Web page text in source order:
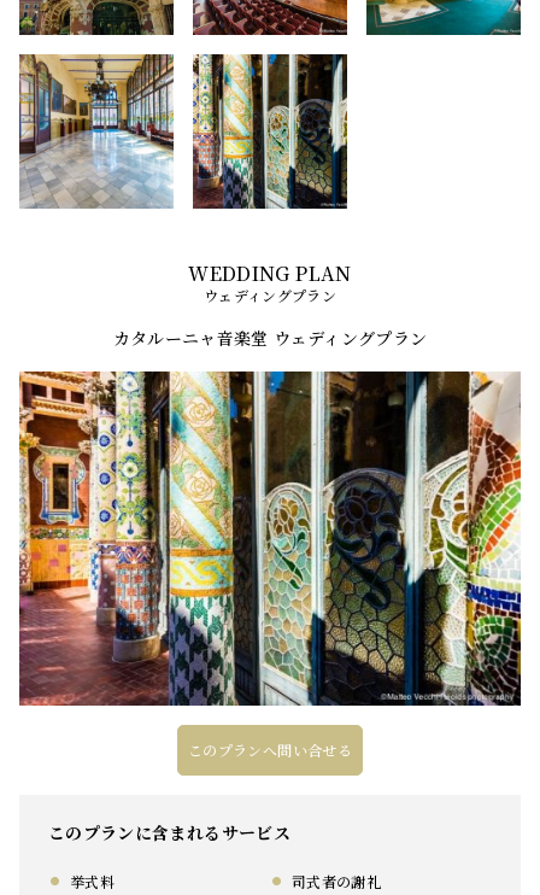
ウェディングプラン
カタルーニャ音楽堂 ウェディングプラン
このプランへ問い合せる
このプランに含まれるサービス
挙式料 司式者の謝礼